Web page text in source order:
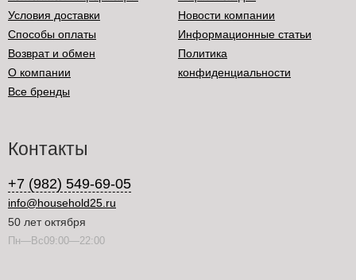
Условия доставки
Способы оплаты
Возврат и обмен
О компании
Все бренды
Новости компании
Информационные статьи
Политика
конфиденциальности
Контакты
+7 (982) 549-69-05
info@household25.ru
50 лет октября
Пн—Вс09:00—22:00